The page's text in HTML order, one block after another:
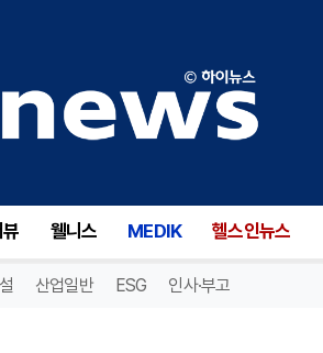
뷰 웰니스 MEDIK 헬스인뉴스
산업일반 ESG 인사·부고